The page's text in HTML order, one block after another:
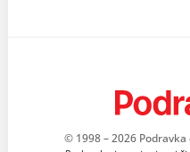
© 1998 – 2026